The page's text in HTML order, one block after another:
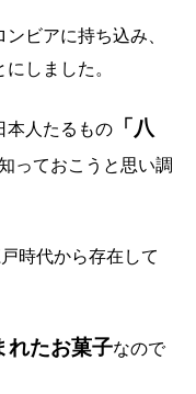
ビアに持ち込み、
しました。
本人たるもの
「八
っておこうと思い調
時代から存在して
れたお菓子なので